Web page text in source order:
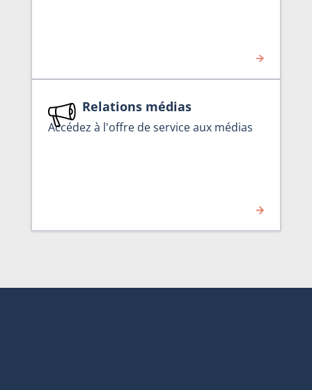
Relations médias
Accédez à l'offre de service aux médias